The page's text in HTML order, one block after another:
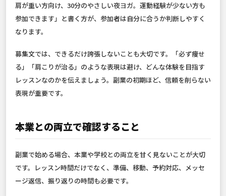
肩が重い方向け、30分のやさしい夜ヨガ。運動経験が少ない方も
参加できます」と書く方が、参加者は自分に合うか判断しやすく
なります。
募集文では、できるだけ誇張しないことも大切です。「必ず痩せ
る」「肩こりが治る」のような表現は避け、どんな体験を目指す
レッスンなのかを伝えましょう。副業の初期ほど、信頼を削らない
表現が重要です。
本業との両立で確認すること
副業で始める場合、本業や学校との両立を甘く見ないことが大切
です。レッスン時間だけでなく、準備、移動、予約対応、メッセ
ージ返信、振り返りの時間も必要です。